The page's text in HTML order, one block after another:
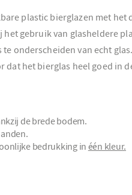
plastic bierglazen met het
het gebruik van glasheldere
onderscheiden van echt
dat het bierglas heel goed in
de brede bodem.
bedrukking in één kleur.